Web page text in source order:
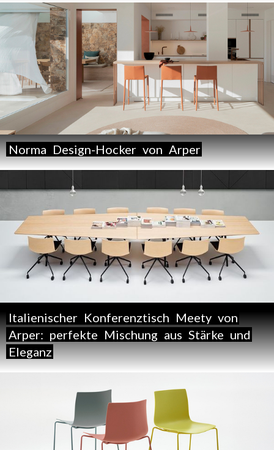
Norma Design-Hocker von Arper
Italienischer Konferenztisch Meety von
Arper: perfekte Mischung aus Stärke und
Eleganz